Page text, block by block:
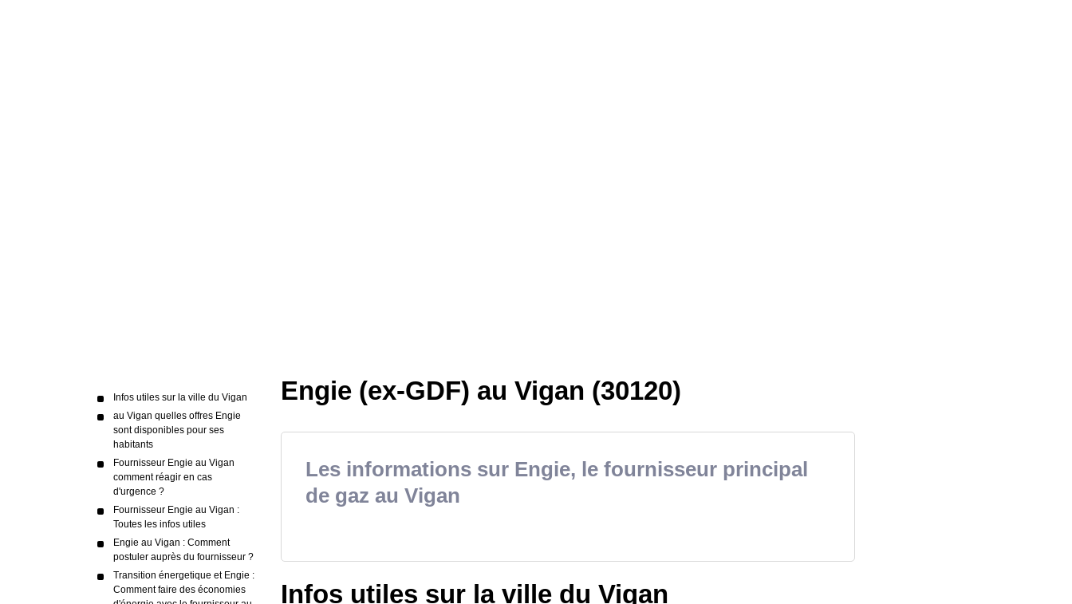
Infos utiles sur la ville du Vigan
au Vigan quelles offres Engie
sont disponibles pour ses
habitants
Fournisseur Engie au Vigan
comment réagir en cas
d'urgence ?
Fournisseur Engie au Vigan :
Toutes les infos utiles
Engie au Vigan : Comment
postuler auprès du fournisseur ?
Transition énergetique et Engie :
Comment faire des économies
Engie (ex-GDF) au Vigan (30120)
Les informations sur Engie, le fournisseur principal
de gaz au Vigan
Infos utiles sur la ville du Vigan